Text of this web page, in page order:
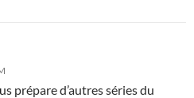
prépare d’autres séries du